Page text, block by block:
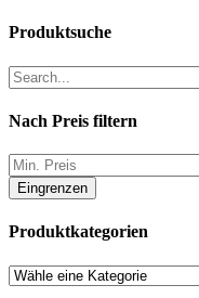
Produktsuche
Nach Preis filtern
Eingrenzen
Produktkategorien